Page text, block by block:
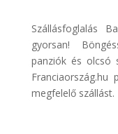
Discover
Cars
Transzfer
Szállásfoglalás
gyorsan!
panziók és olcsó
megfelelő szállást.